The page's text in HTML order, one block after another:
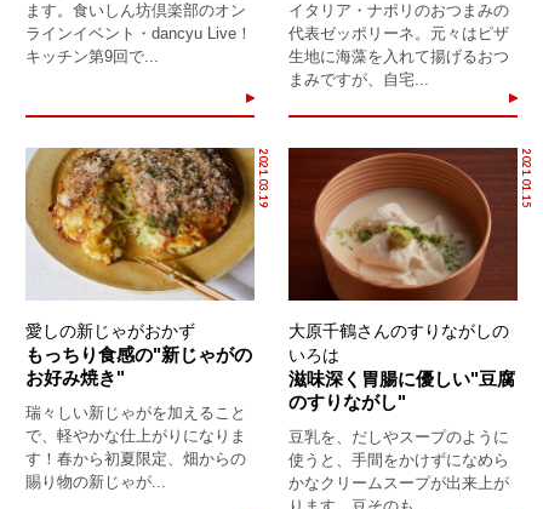
ます。食いしん坊倶楽部のオン
ラインイベント・dancyu Live！
キッチン第9回で...
イタリア・ナポリのおつまみの
代表ゼッポリーネ。元々はピザ
生地に海藻を入れて揚げるおつ
まみですが、自宅...
2021.03.19
愛しの新じゃがおかず
もっちり食感の"新じゃがの
お好み焼き"
瑞々しい新じゃがを加えること
で、軽やかな仕上がりになりま
す！春から初夏限定、畑からの
賜り物の新じゃが...
2021.01.15
大原千鶴さんのすりながしの
いろは
滋味深く胃腸に優しい"豆腐
のすりながし"
豆乳を、だしやスープのように
使うと、手間をかけずになめら
かなクリームスープが出来上が